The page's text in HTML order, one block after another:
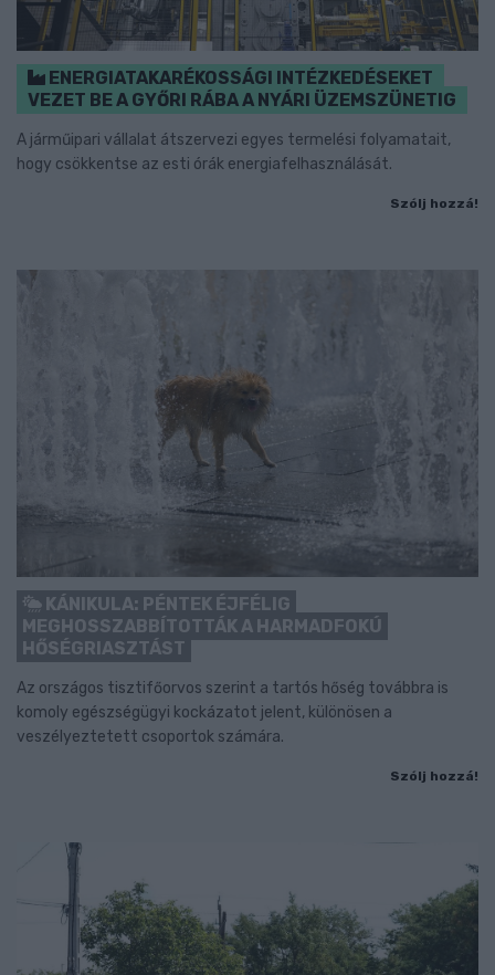
ENERGIATAKARÉKOSSÁGI INTÉZKEDÉSEKET
VEZET BE A GYŐRI RÁBA A NYÁRI ÜZEMSZÜNETIG
A járműipari vállalat átszervezi egyes termelési folyamatait,
hogy csökkentse az esti órák energiafelhasználását.
Szólj hozzá!
KÁNIKULA: PÉNTEK ÉJFÉLIG
MEGHOSSZABBÍTOTTÁK A HARMADFOKÚ
HŐSÉGRIASZTÁST
Az országos tisztifőorvos szerint a tartós hőség továbbra is
komoly egészségügyi kockázatot jelent, különösen a
veszélyeztetett csoportok számára.
Szólj hozzá!